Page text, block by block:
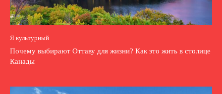
Я культурный
Почему выбирают Оттаву для жизни? Как это жить в столице
Канады